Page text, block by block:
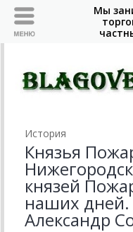
История
Князья
князей
наших дней.
Александр